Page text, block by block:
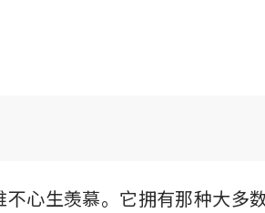
心生羡慕。它拥有那种大多